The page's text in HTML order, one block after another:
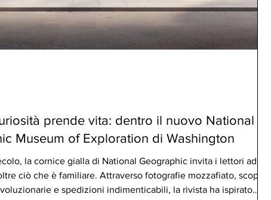
prende vita: dentro il nuovo National
Museum of Exploration di Washington
la cornice gialla di National Geographic invita i lettori ad
ciò che è familiare. Attraverso fotografie mozzafiato, scoperte
e spedizioni indimenticabili, la rivista ha ispirato